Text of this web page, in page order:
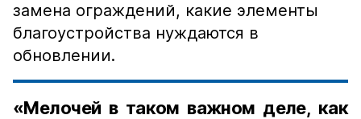
замена ограждений, какие элементы
благоустройства нуждаются в
обновлении.
«Мелочей в таком важном деле, как